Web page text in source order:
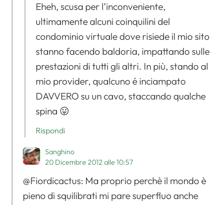
Eheh, scusa per l’inconveniente,
ultimamente alcuni coinquilini del
condominio virtuale dove risiede il mio sito
stanno facendo baldoria, impattando sulle
prestazioni di tutti gli altri. In più, stando al
mio provider, qualcuno é inciampato
DAVVERO su un cavo, staccando qualche
spina 😛
Rispondi
Sanghino
20 Dicembre 2012 alle 10:57
@Fiordicactus: Ma proprio perchè il mondo è
pieno di squilibrati mi pare superfluo anche